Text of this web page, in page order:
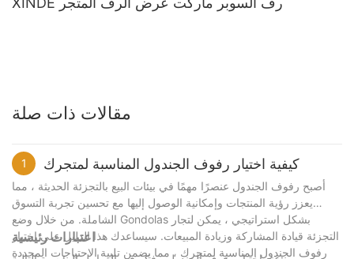
مقالات ذات صلة
1 كيفية اختيار رفوف الجندول المناسبة لمتجرك
أصبح رفوف الجندول عنصرًا مهمًا في بيئات البيع بالتجزئة الحديثة ، مما
يعزز رؤية المنتجات وإمكانية الوصول إليها مع تحسين تجربة التسوق
الشاملة. من خلال وضع Gondolas بشكل استراتيجي ، يمكن لتجار
التجزئة قيادة المشاركة وزيادة المبيعات. سيساعدك هذا الدليل على اختيار
رفوف الجندول المناسبة لمتجرك ، مما يضمن تلبية الاحتياجات المحددة
اعتبارات رئيسية